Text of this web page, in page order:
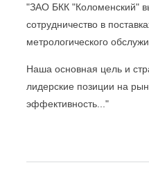
"ЗАО БКК "Коломенский"
сотрудничество в
метрологического
Наша основная цель и
лидерские позиции на
эффективность..."